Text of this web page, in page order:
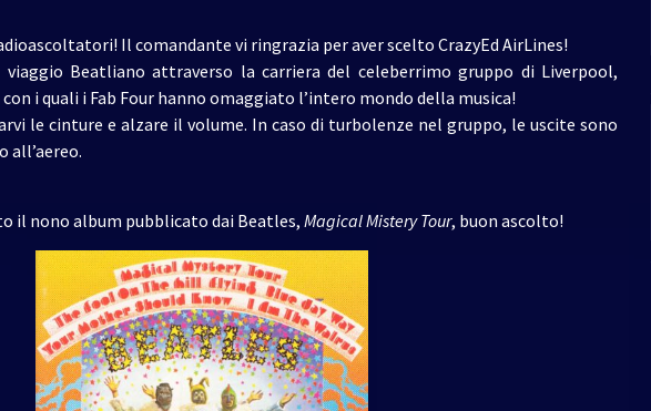
Il comandante vi ringrazia per aver scelto CrazyEd AirLines!
Beatliano attraverso la carriera del celeberrimo gruppo di Liverpool,
i quali i Fab Four hanno omaggiato l’intero mondo della musica!
le cinture e alzare il volume. In caso di turbolenze nel gruppo, le uscite sono
all’aereo.
il nono album pubblicato dai Beatles,Magical Mistery Tour, buon ascolto!